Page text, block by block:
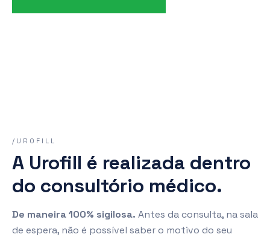
/UROFILL
A Urofill é realizada dentro
do consultório médico.
De maneira 100% sigilosa. Antes da consulta, na sala
de espera, não é possível saber o motivo do seu